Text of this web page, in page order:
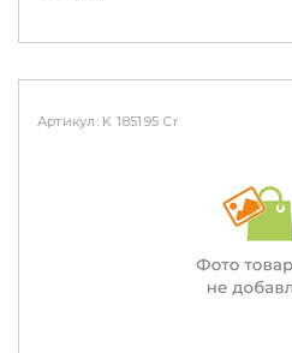
Артикул: K 185195 Cr